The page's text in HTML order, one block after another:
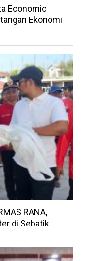
Economic
Ekonomi
RANA,
di Sebatik